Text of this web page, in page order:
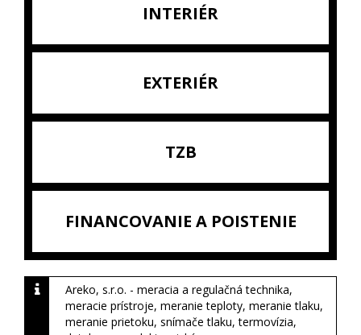
INTERIÉR
EXTERIÉR
TZB
FINANCOVANIE A POISTENIE
Areko, s.r.o. - meracia a regulačná technika,
meracie prístroje, meranie teploty, meranie tlaku,
meranie prietoku, snímače tlaku, termovízia,